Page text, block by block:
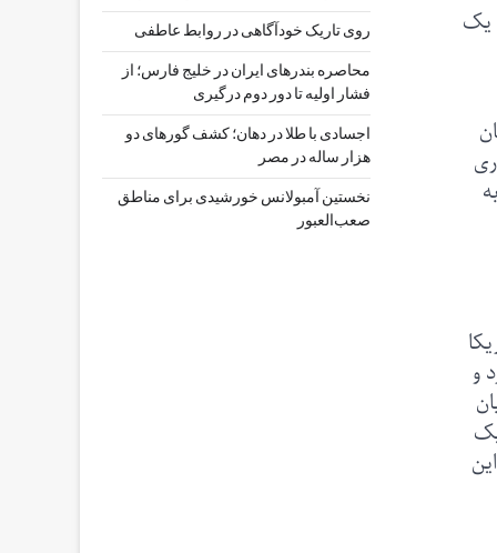
یک
و
روی تاریک خودآگاهی در روابط عاطفی
محاصره بندرهای ایران در خلیج فارس؛ از
فشار اولیه تا دور دوم درگیری
اجسادی با طلا در دهان؛ کشف گورهای دو
هزار ساله در مصر
نخستین آمبولانس خورشیدی برای مناطق
صعب‌العبور